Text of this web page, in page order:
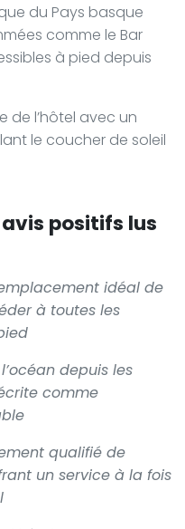
du Pays basque
comme le Bar
à pied depuis
de l’hôtel avec un
le coucher de soleil
positifs lus
idéal de
à toutes les
depuis les
comme
qualifié de
un service à la fois